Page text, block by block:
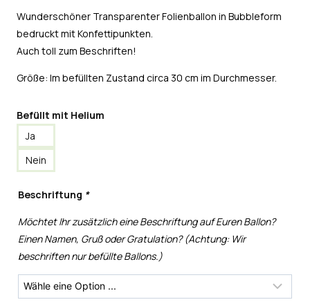
Wunderschöner Transparenter Folienballon in Bubbleform
bedruckt mit Konfettipunkten.
Auch toll zum Beschriften!
Größe: Im befüllten Zustand circa 30 cm im Durchmesser.
Befüllt mit Helium
Ja
Nein
Beschriftung *
Möchtet Ihr zusätzlich eine Beschriftung auf Euren Ballon?
Einen Namen, Gruß oder Gratulation? (Achtung: Wir
beschriften nur befüllte Ballons.)